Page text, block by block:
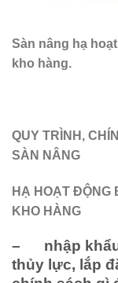
Sàn nâng hạ
kho hàng.
QUY TRÌNH,
SÀN NÂNG
HẠ HOẠT ĐỘNG
KHO HÀNG
– nhập khẩu
thủy lực, lắp